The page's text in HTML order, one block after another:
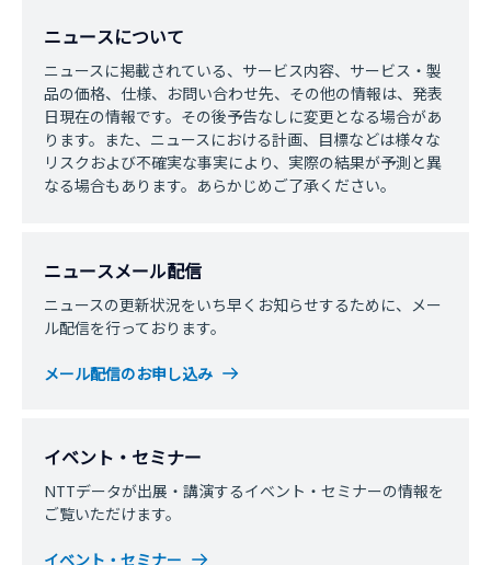
ニュースについて
ニュースに掲載されている、サービス内容、サービス・製
品の価格、仕様、お問い合わせ先、その他の情報は、発表
日現在の情報です。その後予告なしに変更となる場合があ
ります。また、ニュースにおける計画、目標などは様々な
リスクおよび不確実な事実により、実際の結果が予測と異
なる場合もあります。あらかじめご了承ください。
ニュースメール配信
ニュースの更新状況をいち早くお知らせするために、メー
ル配信を行っております。
メール配信のお申し込み
イベント・セミナー
NTTデータが出展・講演するイベント・セミナーの情報を
ご覧いただけます。
イベント・セミナー